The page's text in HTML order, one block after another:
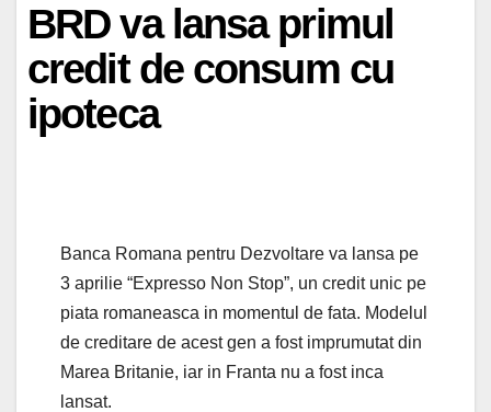
BRD va lansa primul
credit de consum cu
ipoteca
Banca Romana pentru Dezvoltare va lansa pe
3 aprilie “Expresso Non Stop”, un credit unic pe
piata romaneasca in momentul de fata. Modelul
de creditare de acest gen a fost imprumutat din
Marea Britanie, iar in Franta nu a fost inca
lansat.